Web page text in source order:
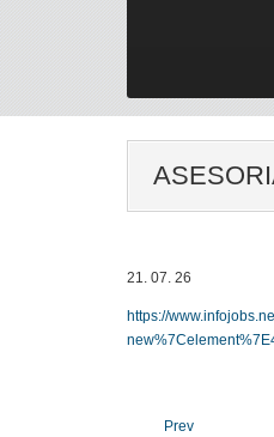
21. 07. 26
https://
Prev